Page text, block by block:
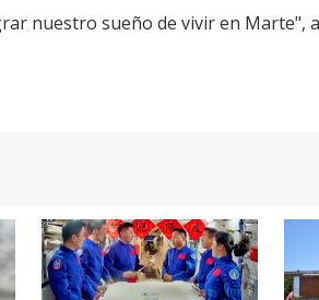
nuestro sueño de vivir en Marte",